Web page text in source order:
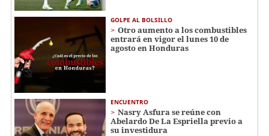
GOLPE AL BOLSILLO
Otro aumento a los combustibles
entrará en vigor el lunes 10 de
agosto en Honduras
ENCUENTRO
Nasry Asfura se reúne con
Abelardo De La Espriella previo a
su investidura